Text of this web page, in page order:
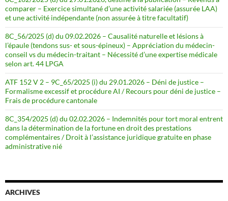
comparer – Exercice simultané d’une activité salariée (assurée LAA)
et une activité indépendante (non assurée à titre facultatif)
8C_56/2025 (d) du 09.02.2026 – Causalité naturelle et lésions à
l’épaule (tendons sus- et sous-épineux) – Appréciation du médecin-
conseil vs du médecin-traitant – Nécessité d’une expertise médicale
selon art. 44 LPGA
ATF 152 V 2 – 9C_65/2025 (i) du 29.01.2026 – Déni de justice –
Formalisme excessif et procédure AI / Recours pour déni de justice –
Frais de procédure cantonale
8C_354/2025 (d) du 02.02.2026 – Indemnités pour tort moral entrent
dans la détermination de la fortune en droit des prestations
complémentaires / Droit à l’assistance juridique gratuite en phase
administrative nié
ARCHIVES